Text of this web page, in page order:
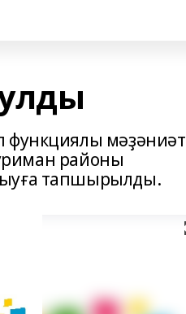
функциялы мәҙәниәт
районы
тапшырылды.